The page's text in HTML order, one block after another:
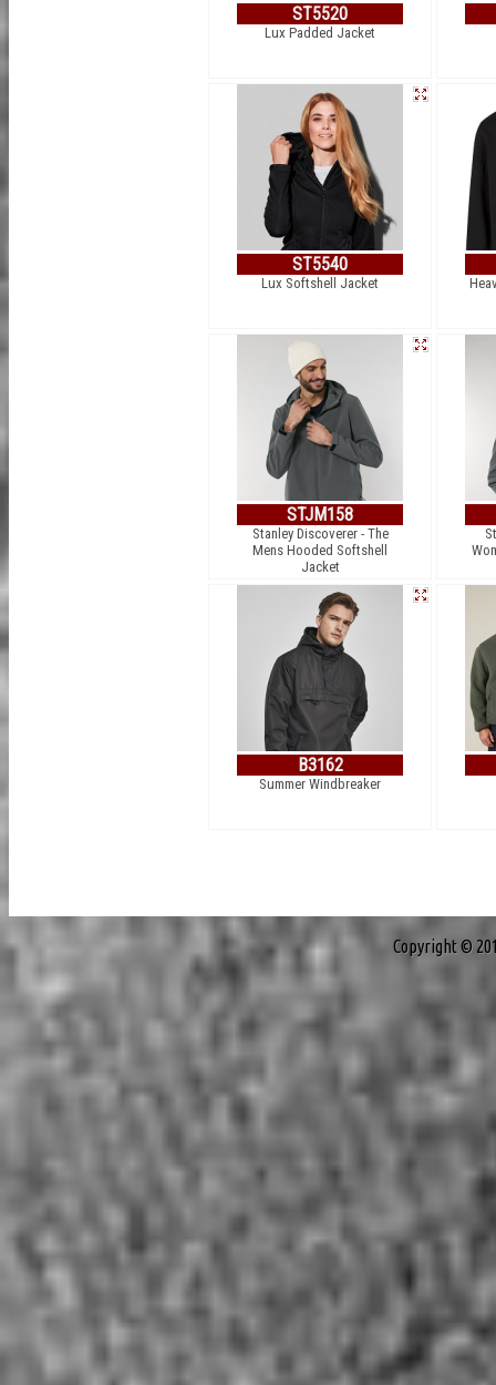
ST5520
Lux Padded Jacket
ST5540
Lux Softshell Jacket
STJM158
Stanley Discoverer - The
Mens Hooded Softshell
Jacket
B3162
Summer Windbreaker
Copyright ©